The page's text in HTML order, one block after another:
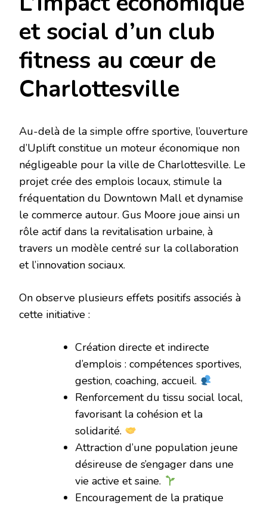
et social d’un club
fitness au cœur de
Charlottesville
Au-delà de la simple offre sportive, l’ouverture
d’Uplift constitue un moteur économique non
négligeable pour la ville de Charlottesville. Le
projet crée des emplois locaux, stimule la
fréquentation du Downtown Mall et dynamise
le commerce autour. Gus Moore joue ainsi un
rôle actif dans la revitalisation urbaine, à
travers un modèle centré sur la collaboration
et l’innovation sociaux.
On observe plusieurs effets positifs associés à
cette initiative :
Création directe et indirecte
d’emplois : compétences sportives,
gestion, coaching, accueil.
Renforcement du tissu social local,
favorisant la cohésion et la
solidarité.
Attraction d’une population jeune
désireuse de s’engager dans une
vie active et saine.
Encouragement de la pratique